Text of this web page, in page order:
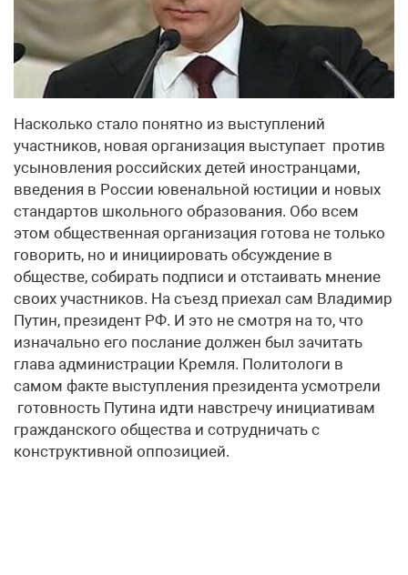
Насколько стало понятно из выступлений
участников, новая организация выступает против
усыновления российских детей иностранцами,
введения в России ювенальной юстиции и новых
стандартов школьного образования. Обо всем
этом общественная организация готова не только
говорить, но и инициировать обсуждение в
обществе, собирать подписи и отстаивать мнение
своих участников. На съезд приехал сам Владимир
Путин, президент РФ. И это не смотря на то, что
изначально его послание должен был зачитать
глава администрации Кремля. Политологи в
самом факте выступления президента усмотрели
готовность Путина идти навстречу инициативам
гражданского общества и сотрудничать с
конструктивной оппозицией.